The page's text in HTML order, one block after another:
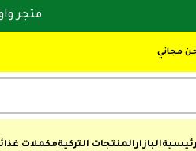
البازارالمنتجات التركيةمكملات
متجر